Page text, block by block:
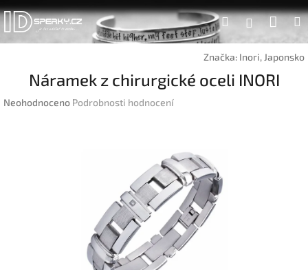
Přejít
na
obsah
Hledat
Značka: Inori, Japonsko
Náramek z chirurgické oceli INORI
Průměrné
Neohodnoceno Podrobnosti hodnocení